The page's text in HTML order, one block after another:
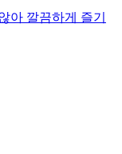
아 깔끔하게 즐기